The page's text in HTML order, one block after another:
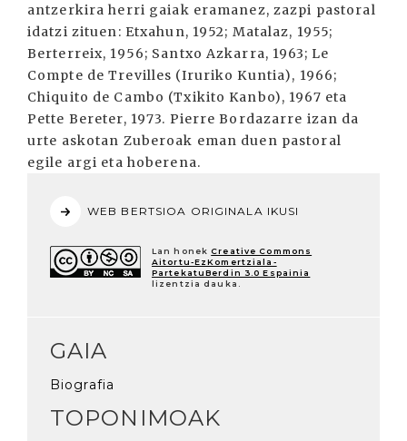
antzerkira herri gaiak eramanez, zazpi pastoral
idatzi zituen: Etxahun, 1952; Matalaz, 1955;
Berterreix, 1956; Santxo Azkarra, 1963; Le
Compte de Trevilles (Iruriko Kuntia), 1966;
Chiquito de Cambo (Txikito Kanbo), 1967 eta
Pette Bereter, 1973. Pierre Bordazarre izan da
urte askotan Zuberoak eman duen pastoral
egile argi eta hoberena.
WEB BERTSIOA ORIGINALA IKUSI
Lan honek Creative Commons
Aitortu-EzKomertziala-
PartekatuBerdin 3.0 Espainia
lizentzia dauka.
GAIA
Biografia
TOPONIMOAK